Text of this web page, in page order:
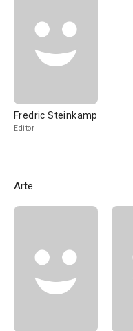
Fredric Steinkamp
Editor
Arte